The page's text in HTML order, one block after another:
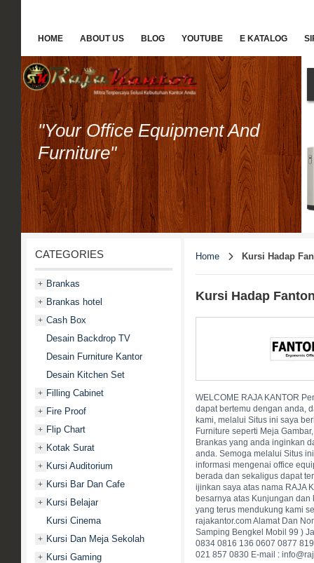
HOME ABOUT US BLOG YOUTUBE E KATALOG
"Your Office Equipment And
Furniture"
CATEGORIES
+ Brankas
+ Brankas hotel
+ Cash Box
Desain Backdrop TV
Desain Furniture Kantor
Desain Kitchen Set
+ Filling Cabinet
+ Fire Proof
+ Flip Chart
+ Kotak Surat
+ Kursi Auditorium
+ Kursi Bar Dan Cafe
+ Kursi Belajar
Kursi Cinema
+ Kursi Dan Meja Sekolah
+ Kursi Gaming
Home Kursi Hadap
Kursi Hadap
WELCOME RAJA KANTOR
dapat bertemu dengan anda,
kami, melalui Situs ini saya
Furniture seperti Meja
Brankas yang anda inginkan
anda. Semoga melalui Situs
informasi mengenai office
berada dan sekaligus dapat
ijinkan saya atas nama RAJA
besarnya atas Kunjungan
yang terus mendukung kami
rajakantor.com Alamat Dan
Samping Bengkel Mobil 99 )
0834 0816 136 0607 0877
021 857 0830 E-mail :